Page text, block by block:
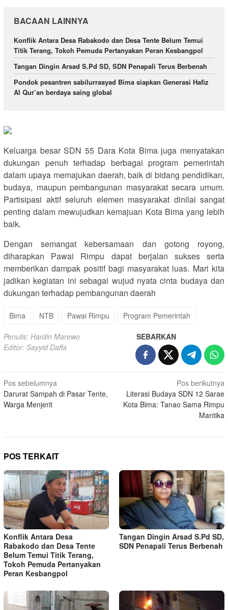
BACAAN LAINNYA
Konflik Antara Desa Rabakodo dan Desa Tente Belum Temui
Titik Terang, Tokoh Pemuda Pertanyakan Peran Kesbangpol
Tangan Dingin Arsad S.Pd SD, SDN Penapali Terus Berbenah
Pondok pesantren sabilurrasyad Bima siapkan Generasi Hafiz
Al Qur’an berdaya saing global
Keluarga besar SDN 55 Dara Kota Bima juga menyatakan
dukungan penuh terhadap berbagai program pemerintah
dalam upaya memajukan daerah, baik di bidang pendidikan,
budaya, maupun pembangunan masyarakat secara umum.
Partisipasi aktif seluruh elemen masyarakat dinilai sangat
penting dalam mewujudkan kemajuan Kota Bima yang lebih
baik.
Dengan semangat kebersamaan dan gotong royong,
diharapkan Pawai Rimpu dapat berjalan sukses serta
memberikan dampak positif bagi masyarakat luas. Mari kita
jadikan kegiatan ini sebagai wujud nyata cinta budaya dan
dukungan terhadap pembangunan daerah
Bima NTB Pawai Rimpu Program Pemerintah
Penulis: Hardin Marewo
Editor: Sayyid Daffa
SEBARKAN
Navigasi
pos
Pos sebelumnya
Darurat Sampah di Pasar Tente,
Warga Menjerit
Pos berikutnya
Literasi Budaya SDN 12 Sarae
Kota Bima: Tanao Sama Rimpu
Mantika
POS TERKAIT
Konflik Antara Desa
Rabakodo dan Desa Tente
Belum Temui Titik Terang,
Tokoh Pemuda Pertanyakan
Peran Kesbangpol
Tangan Dingin Arsad S.Pd SD,
SDN Penapali Terus Berbenah